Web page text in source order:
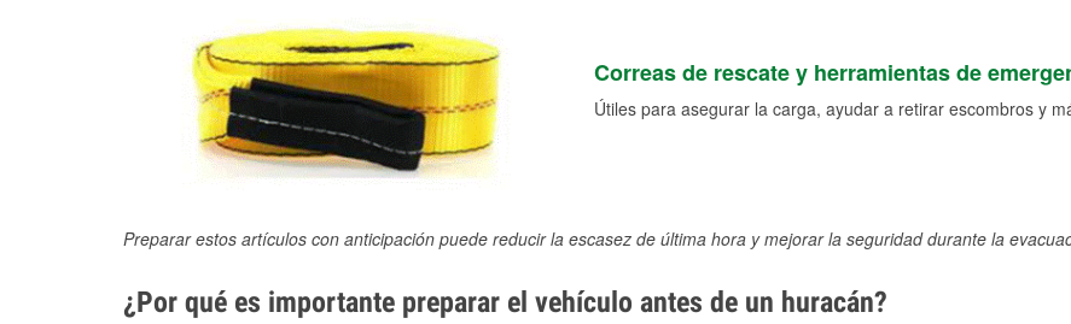
Correas de rescate y herramientas de
Útiles para asegurar la carga, ayudar a retirar escombros y
Preparar estos artículos con anticipación puede reducir la escasez de última hora y mejorar la seguridad durante la
¿Por qué es importante preparar el vehículo antes de un huracán?